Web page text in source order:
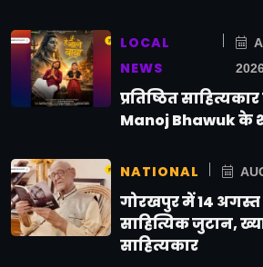
LOCAL
NEWS
प्रतिष्ठित
Manoj Bhawuk के
NATIONAL
गोरखपुर में 14 अगस्त
साहित्यिक जुटान,
साहित्यकार